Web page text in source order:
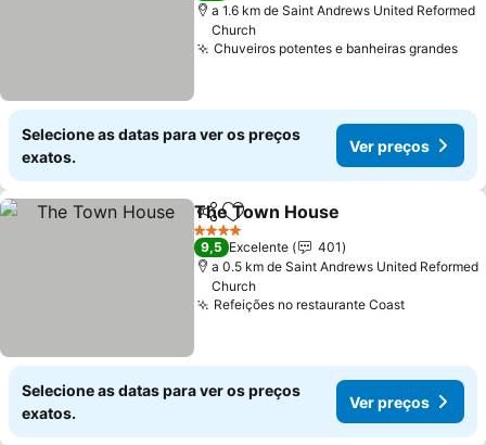
a 1.6 km de Saint Andrews United Reformed
Church
Chuveiros potentes e banheiras grandes
Selecione as datas para ver os preços
exatos.
Ver preços
PartilharAdicionar aos favoritos
The Town House
4 Estrelas
9,5 Excelente
401
a 0.5 km de Saint Andrews United Reformed
Church
Refeições no restaurante CoastVer
Selecione as datas para ver os preços
exatos.
Ver preços